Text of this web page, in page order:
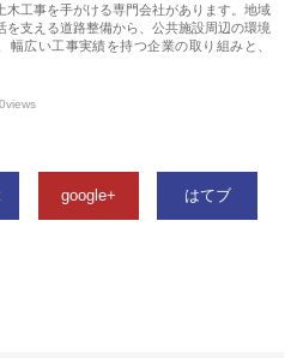
木工事を手がける専門会社があります。地域
を支える道路整備から、公共施設周辺の環境
幅広い工事実績を持つ企業の取り組みと、
0views
google+ はてブ